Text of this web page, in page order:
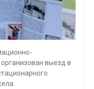
выезд в